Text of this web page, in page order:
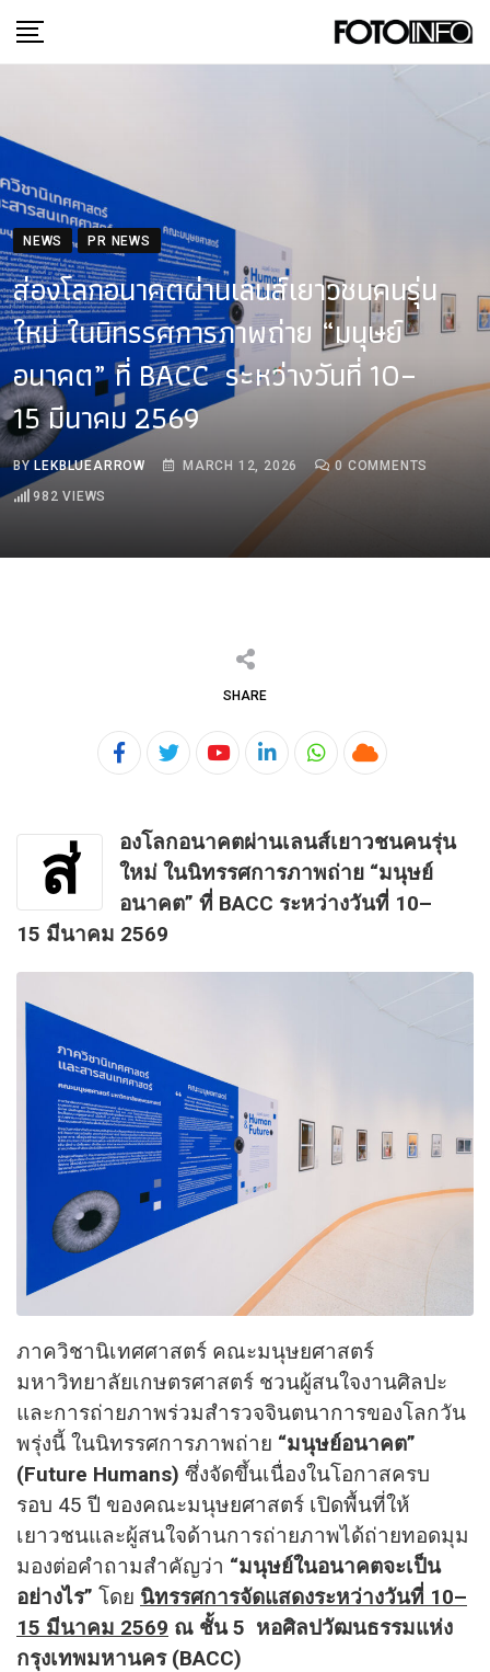
to
NEWS PR NEWS
ส่องโลกอนาคตผ่านเลนส์เยาวชนคนรุ่น
ใหม่ ในนิทรรศการภาพถ่าย “มนุษย์
อนาคต” ที่ BACC ระหว่างวันที่ 10–
15 มีนาคม 2569
BYLEKBLUEARROW MARCH 12, 2026 0 COMMENTS
982 VIEWS
SHARE
YoutubeLinkedInWhatsapp
Cloud
ส่
องโลกอนาคตผ่านเลนส์เยาวชนคนรุ่น
ใหม่ ในนิทรรศการภาพถ่าย “มนุษย์
อนาคต” ที่ BACC ระหว่างวันที่ 10–
15 มีนาคม 2569
ภาควิชานิเทศศาสตร์ คณะมนุษยศาสตร์
มหาวิทยาลัยเกษตรศาสตร์ ชวนผู้สนใจงานศิลปะ
และการถ่ายภาพร่วมสำรวจจินตนาการของโลกวัน
พรุ่งนี้ ในนิทรรศการภาพถ่าย “มนุษย์อนาคต”
(Future Humans) ซึ่งจัดขึ้นเนื่องในโอกาสครบ
รอบ 45 ปี ของคณะมนุษยศาสตร์ เปิดพื้นที่ให้
เยาวชนและผู้สนใจด้านการถ่ายภาพได้ถ่ายทอดมุม
มองต่อคำถามสำคัญว่า “มนุษย์ในอนาคตจะเป็น
อย่างไร” โดย นิทรรศการจัดแสดงระหว่างวันที่ 10–
15 มีนาคม 2569 ณ ชั้น5 หอศิลปวัฒนธรรมแห่ง
กรุงเทพมหานคร (BACC)